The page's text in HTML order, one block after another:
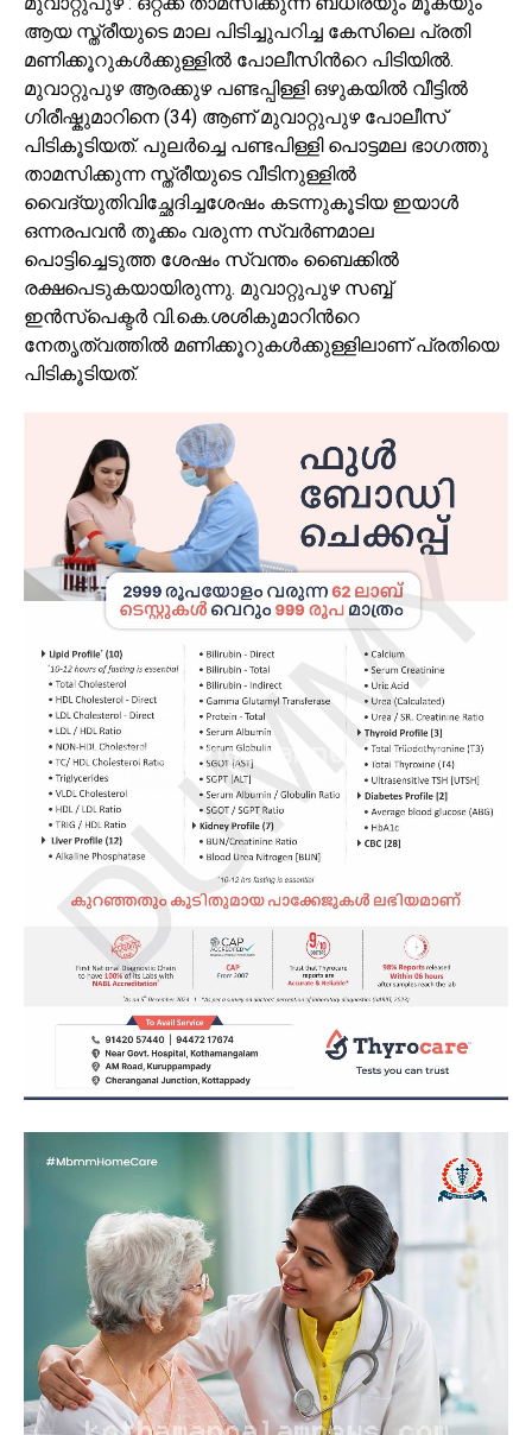
ആയ സ്ത്രീയുടെ മാല പിടിച്ചുപറിച്ച കേസിലെ പ്രതി
മണിക്കൂറുകൾക്കുള്ളിൽ പോലീസിന്‍റെ പിടിയിൽ.
മുവാറ്റുപുഴ ആരക്കുഴ പണ്ടപ്പിള്ളി ഒഴുകയിൽ വീട്ടിൽ
ഗിരീഷ്കുമാറിനെ (34) ആണ് മുവാറ്റുപുഴ പോലീസ്
പിടികൂടിയത്. പുലർച്ചെ പണ്ടപിള്ളി പൊട്ടമല ഭാഗത്തു
താമസിക്കുന്ന സ്ത്രീയുടെ വീടിനുള്ളിൽ
വൈദ്യുതിവിച്ഛേദിച്ചശേഷം കടന്നുകൂടിയ ഇയാള്‍
ഒന്നരപവൻ തൂക്കം വരുന്ന സ്വർണമാല
പൊട്ടിച്ചെടുത്ത ശേഷം സ്വന്തം ബൈക്കിൽ
രക്ഷപെടുകയായിരുന്നു. മുവാറ്റുപുഴ സബ്ബ്
ഇൻസ്‌പെക്ടർ വി.കെ.ശശികുമാറിന്‍റെ
നേതൃത്വത്തിൽ മണിക്കൂറുകൾക്കുള്ളിലാണ് പ്രതിയെ
പിടികൂടിയത്.